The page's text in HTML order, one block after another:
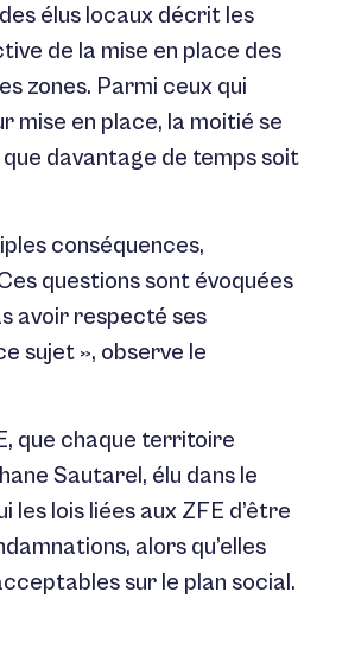
élus locaux décrit les
de la mise en place des
zones. Parmi ceux qui
mise en place, la moitié se
davantage de temps soit
conséquences,
questions sont évoquées
avoir respecté ses
sujet », observe le
que chaque territoire
Sautarel, élu dans le
lois liées aux ZFE d’être
alors qu’elles
sur le plan social.